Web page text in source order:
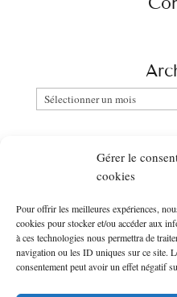
Gérer le
cookies
Pour offrir les meilleures expériences,
cookies pour stocker et/ou accéder aux
à ces technologies nous permettra de
navigation ou les ID uniques sur ce site.
consentement peut avoir un effet négatif
Archives
Entrer